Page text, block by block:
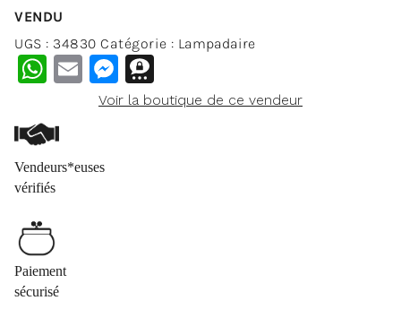
VENDU
UGS : 34830 Catégorie : Lampadaire
WhatsApp
EmailMessenger
Voir la boutique de ce vendeur
Vendeurs*euses
vérifiés
Paiement
sécurisé